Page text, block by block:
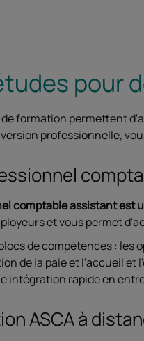
pour
formation permettent
professionnelle,
comptable assistant est
et vous permet
de compétences :
de la paie et l'accueil
intégration rapide en
ASCA à